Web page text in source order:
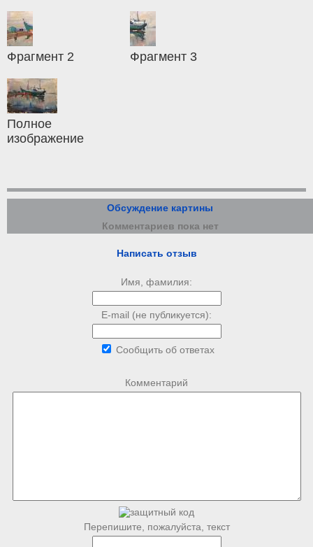
Фрагмент 2 Фрагмент 3
Полное
изображение
Обсуждение картины
Комментариев пока нет
Написать отзыв
Имя, фамилия:
E-mail (не публикуется):
Сообщить об ответах
Комментарий
Перепишите, пожалуйста, текст